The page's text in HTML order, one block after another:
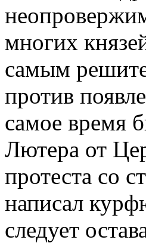
многих
самым
против
самое время
Лютера от
протеста со
написал
следует